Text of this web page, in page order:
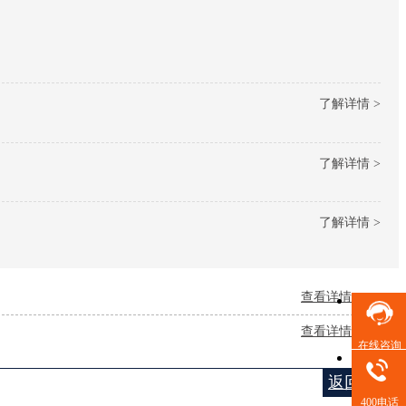
了解详情 >
了解详情 >
了解详情 >
查看详情 +
查看详情 +
返回列表
在线咨询
400电话